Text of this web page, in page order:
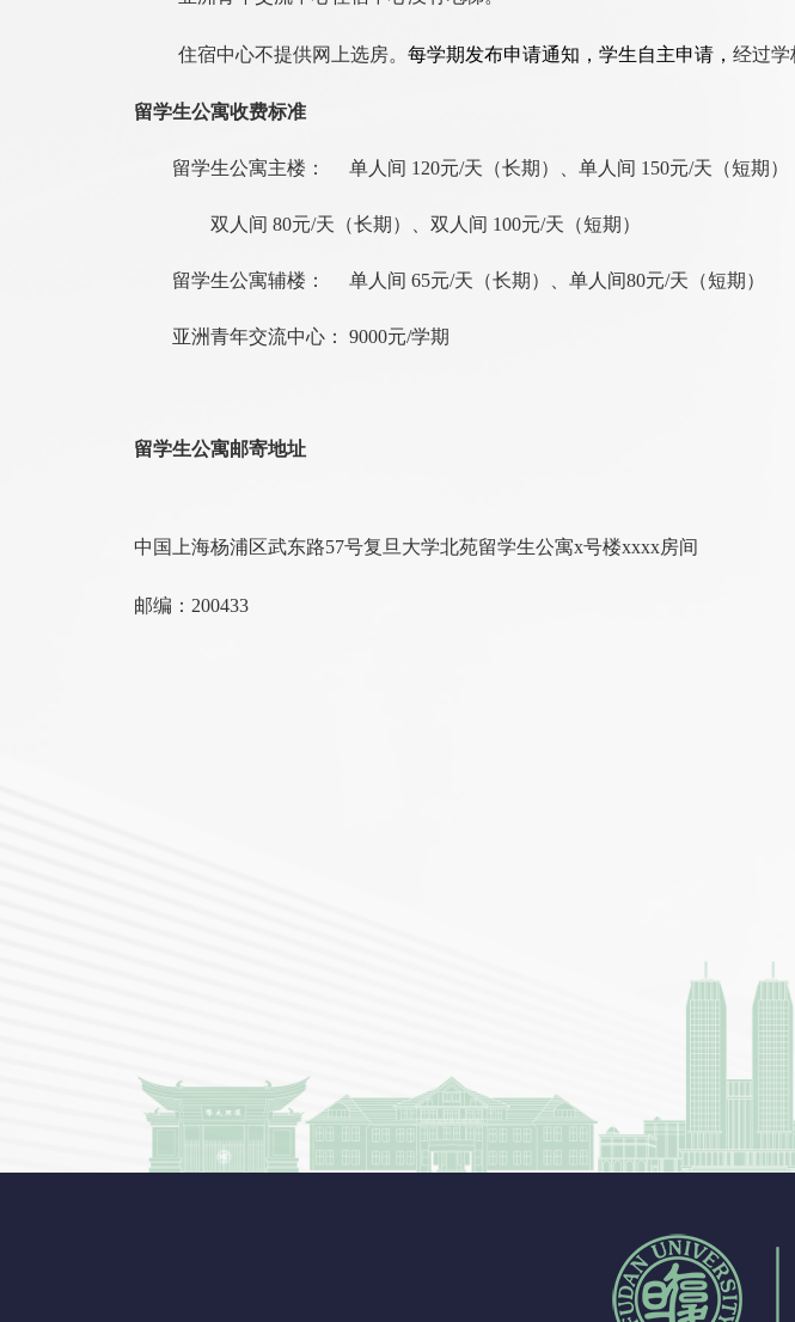
住宿中心不提供网上选房。 每学期发布申请通知，学生自主申请， 经过学
留学生公寓收费标准
留学生公寓主楼： 单人间 120元/天（长期）、 单人间 150元/天（短期）
双人间 80元/天（长期） 、双人间 100元/天（短期）
留学生公寓辅楼： 单人间 65元/天（长期）、单人间80元/天（短期）
亚洲青年交流中心： 9000元/学期
留学生公寓邮寄地址
中国上海杨浦区武东路57号复旦大学北苑留学生公寓x号楼xxxx房间
邮编：200433